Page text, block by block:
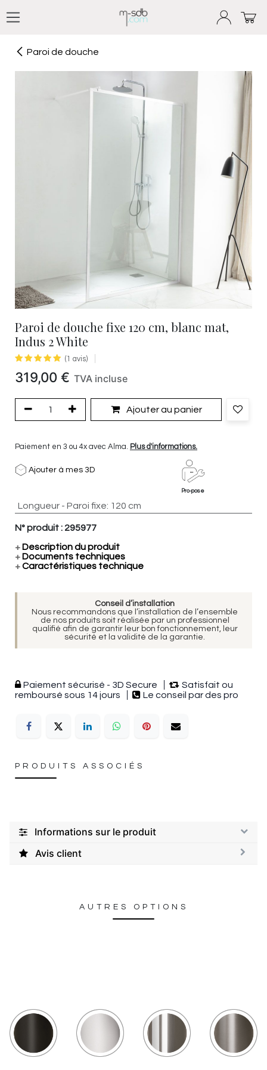
Paroi de douche
Paroi de douche fixe 120 cm, blanc mat,
Indus 2 White
(1 avis)
319,00 € TVA incluse
Ajouter au panier
Paiement en 3 ou 4x avec Alma. Plus d'informations.
Ajouter à mes 3D
Pro-pose
Longueur - Paroi fixe: 120 cm
N° produit : 295977
+ Description du produit
+ Documents techniques
+Caractéristiques technique
Conseil d’installation
Nous recommandons que l’installation de l’ensemble
de nos produits soit réalisée par un professionnel
qualifié afin de garantir leur bon fonctionnement, leur
sécurité et la validité de la garantie.
Paiement sécurisé - 3D Secure
Satisfait ou
remboursé sous 14 jours
Le conseil par des pro
PRODUITS ASSOCIÉS
Informations sur le produit
Avis client
AUTRES OPTIONS